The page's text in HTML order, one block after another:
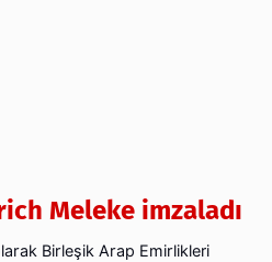
Meleke imzaladı
Birleşik Arap Emirlikleri